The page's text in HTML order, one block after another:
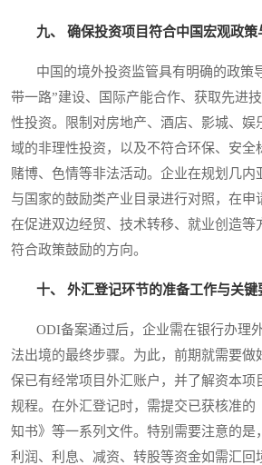
九、 确保投资项目符合中国宏观政策
中国的境外投资监管具有明确的政策
带一路”建设、国际产能合作、获取先进
性投资。限制对房地产、酒店、影城、娱
域的非理性投资，以及不符合环保、安全
赌博、色情等非法活动。企业在规划几内
与国家的鼓励类产业目录进行对照，在申
在促进双边经贸、技术转移、就业创造等
符合政策鼓励的方向。
十、 外汇登记环节的准备工作与关键
ODI备案通过后，企业需在银行办理
法出境的最终步骤。为此，前期就需要做
保已有经常项目外汇账户，并了解资本项
规程。在外汇登记时，需提交已获核准的
知书》等一系列文件。特别需要注意的是
利润、利息、减资、转股等资金如需汇回